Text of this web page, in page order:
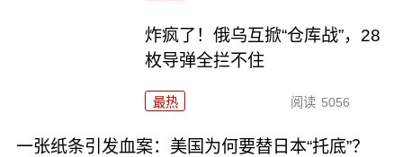
炸疯了！俄乌互掀“仓库战”，28
枚导弹全拦不住
最热 阅读 5056
一张纸条引发血案：美国为何要替日本“托底”？